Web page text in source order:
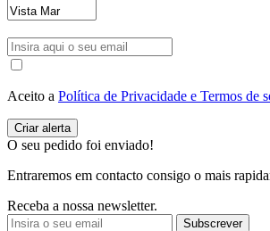
Aceito a Política de Privacidade e Termos de
O seu pedido foi enviado!
Entraremos em contacto consigo o mais
Receba a nossa newsletter.
Subscrever